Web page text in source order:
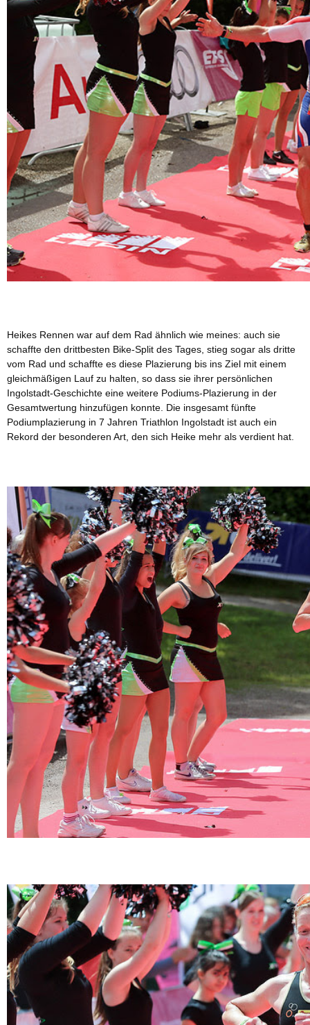
Heikes Rennen war auf dem Rad ähnlich wie meines: auch sie
schaffte den drittbesten Bike-Split des Tages, stieg sogar als dritte
vom Rad und schaffte es diese Plazierung bis ins Ziel mit einem
gleichmäßigen Lauf zu halten, so dass sie ihrer persönlichen
Ingolstadt-Geschichte eine weitere Podiums-Plazierung in der
Gesamtwertung hinzufügen konnte. Die insgesamt fünfte
Podiumplazierung in 7 Jahren Triathlon Ingolstadt ist auch ein
Rekord der besonderen Art, den sich Heike mehr als verdient hat.